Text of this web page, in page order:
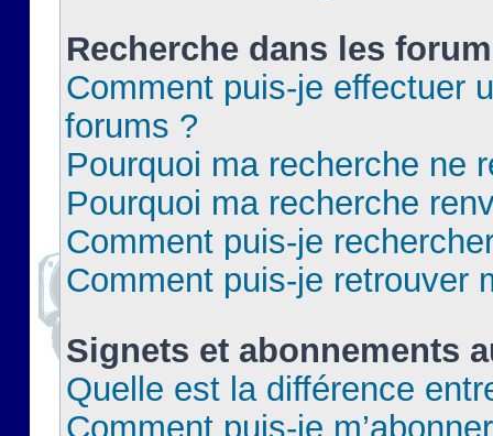
Recherche dans les
Comment puis-je effectuer
forums ?
Pourquoi ma recherche ne
Pourquoi ma recherche
Comment puis-je
Comment puis-je retrouver
Signets et abonnements
Quelle est la différence
Comment puis-je